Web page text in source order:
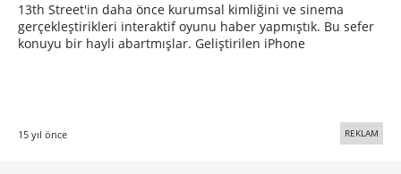
13th Street'in daha önce kurumsal kimliğini ve sinema
gerçekleştirikleri interaktif oyunu haber yapmıştık. Bu sefer
konuyu bir hayli abartmışlar. Geliştirilen iPhone
15 yıl önce REKLAM